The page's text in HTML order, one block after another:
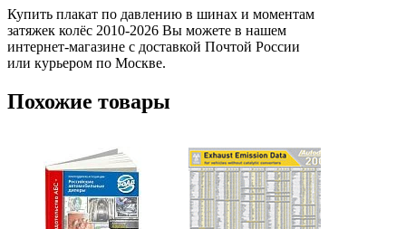
Купить плакат по давлению в шинах и моментам
затяжек колёс 2010-2026 Вы можете в нашем
интернет-магазине с доставкой Почтой России
или курьером по Москве.
Похожие товары